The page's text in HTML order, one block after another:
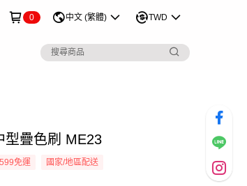
0 中文 (繁體) TWD
型疊色刷 ME23
免運 國家/地區配送